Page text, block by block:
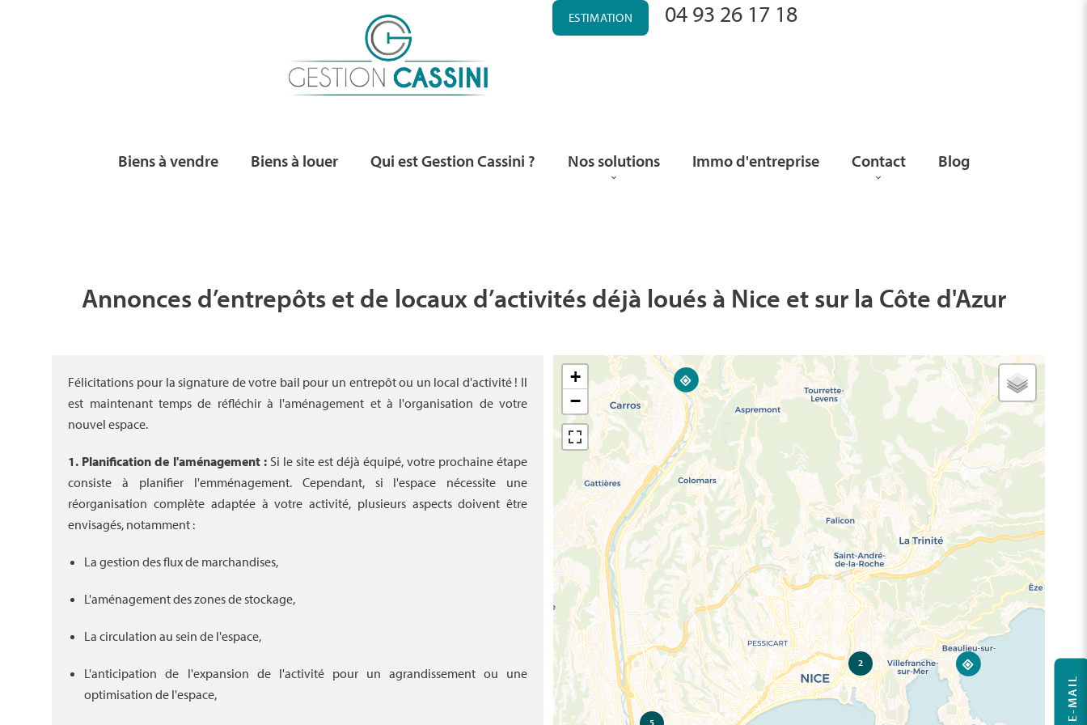
ESTIMATION 04 93 26 17 18
Biens à vendre Biens à louer Qui est Gestion Cassini ? Nos solutions Immo d'entreprise Contact Blog
Annonces d’entrepôts et de locaux d’activités déjà loués à Nice et sur la Côte d'Azur
Félicitations pour la signature de votre bail pour un entrepôt ou un local d'activité ! Il
est maintenant temps de réfléchir à l'aménagement et à l'organisation de votre
nouvel espace.
1. Planification de l'aménagement :Si le site est déjà équipé, votre prochaine étape
consiste à planifier l'emménagement. Cependant, si l'espace nécessite une
réorganisation complète adaptée à votre activité, plusieurs aspects doivent être
envisagés, notamment :
La gestion des flux de marchandises,
L'aménagement des zones de stockage,
La circulation au sein de l'espace,
L'anticipation de l'expansion de l'activité pour un agrandissement ou une
optimisation de l'espace,
5
2
+
−